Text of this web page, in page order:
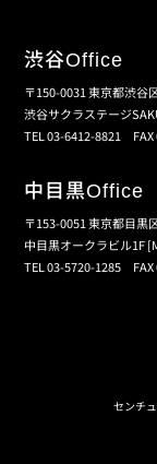
渋谷Office
〒150-0031 東京都渋谷
渋谷サクラステージ
TEL 03-6412-8821 FAX
中目黒Office
〒153-0051 東京都目黒
中目黒オークラビル1F
TEL 03-5720-1285 FAX
センチ